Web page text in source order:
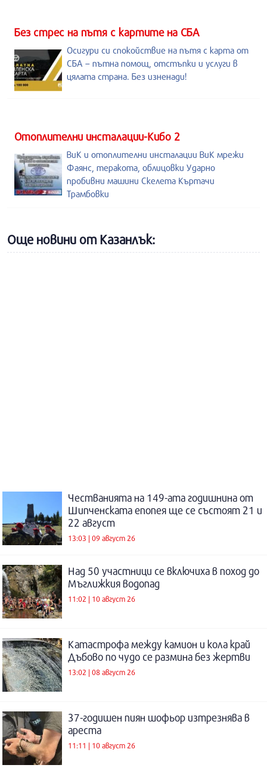
Без стрес на пътя с картите на СБА
Осигури си спокойствие на пътя с карта от
СБА – пътна помощ, отстъпки и услуги в
цялата страна. Без изненади!
Отоплителни инсталации-Кибо 2
ВиК и отоплителни инсталации ВиК мрежи
Фаянс, теракота, облицовки Ударно
пробивни машини Скелета Къртачи
Трамбовки
Още новини от Казанлък:
Честванията на 149-ата годишнина от
Шипченската епопея ще се състоят 21 и
22 август
13:03 | 09 август 26
Над 50 участници се включиха в поход до
Мъглижкия водопад
11:02 | 10 август 26
Катастрофа между камион и кола край
Дъбово по чудо се размина без жертви
13:02 | 08 август 26
37-годишен пиян шофьор изтрезнява в
ареста
11:11 | 10 август 26